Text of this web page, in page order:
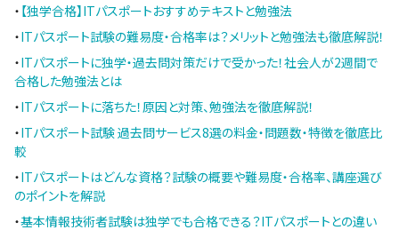
・ 【独学合格】ITパスポートおすすめテキストと勉強法
・ITパスポート試験の難易度・合格率は？メリットと勉強法も徹底解説！
・ITパスポートに独学・過去問対策だけで受かった！社会人が2週間で
合格した勉強法とは
・ITパスポートに落ちた！原因と対策、勉強法を徹底解説！
・ITパスポート試験 過去問サービス8選の料金・問題数・特徴を徹底比
較
・ITパスポートはどんな資格？試験の概要や難易度・合格率、講座選び
のポイントを解説
・基本情報技術者試験は独学でも合格できる？ITパスポートとの違い